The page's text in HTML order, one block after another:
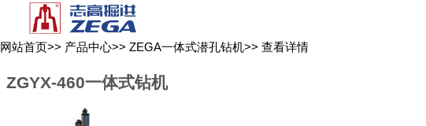
网站首页>> 产品中心>> ZEGA一体式潜孔钻机>> 查看详情
ZGYX-460一体式钻机